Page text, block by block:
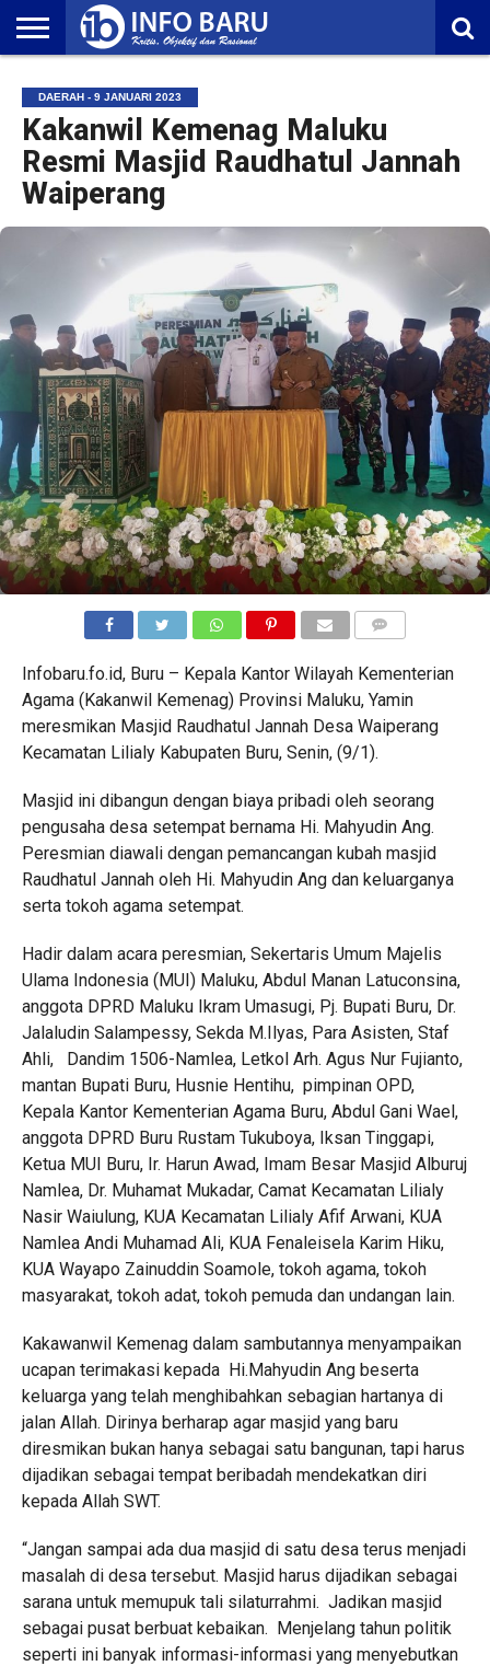
NASIONAL
AMBONIA
MALUKU
EKONOMI
POLITIK
OLAHRAGA
LIFESTYLE
REDAKSI
DAERAH - 9 JANUARI 2023
Kakanwil Kemenag Maluku
Resmi Masjid Raudhatul Jannah
Waiperang
Infobaru.fo.id, Buru – Kepala Kantor Wilayah Kementerian
Agama (Kakanwil Kemenag) Provinsi Maluku, Yamin
meresmikan Masjid Raudhatul Jannah Desa Waiperang
Kecamatan Lilialy Kabupaten Buru, Senin, (9/1).
Masjid ini dibangun dengan biaya pribadi oleh seorang
pengusaha desa setempat bernama Hi. Mahyudin Ang.
Peresmian diawali dengan pemancangan kubah masjid
Raudhatul Jannah oleh Hi. Mahyudin Ang dan keluarganya
serta tokoh agama setempat.
Hadir dalam acara peresmian, Sekertaris Umum Majelis
Ulama Indonesia (MUI) Maluku, Abdul Manan Latuconsina,
anggota DPRD Maluku Ikram Umasugi, Pj. Bupati Buru, Dr.
Jalaludin Salampessy, Sekda M.Ilyas, Para Asisten, Staf
Ahli, Dandim 1506-Namlea, Letkol Arh. Agus Nur Fujianto,
mantan Bupati Buru, Husnie Hentihu, pimpinan OPD,
Kepala Kantor Kementerian Agama Buru, Abdul Gani Wael,
anggota DPRD Buru Rustam Tukuboya, Iksan Tinggapi,
Ketua MUI Buru, Ir. Harun Awad, Imam Besar Masjid Alburuj
Namlea, Dr. Muhamat Mukadar, Camat Kecamatan Lilialy
Nasir Waiulung, KUA Kecamatan Lilialy Afif Arwani, KUA
Namlea Andi Muhamad Ali, KUA Fenaleisela Karim Hiku,
KUA Wayapo Zainuddin Soamole, tokoh agama, tokoh
masyarakat, tokoh adat, tokoh pemuda dan undangan lain.
Kakawanwil Kemenag dalam sambutannya menyampaikan
ucapan terimakasi kepada Hi.Mahyudin Ang beserta
keluarga yang telah menghibahkan sebagian hartanya di
jalan Allah. Dirinya berharap agar masjid yang baru
diresmikan bukan hanya sebagai satu bangunan, tapi harus
dijadikan sebagai tempat beribadah mendekatkan diri
kepada Allah SWT.
“Jangan sampai ada dua masjid di satu desa terus menjadi
masalah di desa tersebut. Masjid harus dijadikan sebagai
sarana untuk memupuk tali silaturrahmi. Jadikan masjid
sebagai pusat berbuat kebaikan. Menjelang tahun politik
seperti ini banyak informasi-informasi yang menyebutkan